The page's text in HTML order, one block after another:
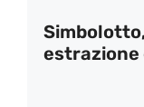
estrazione